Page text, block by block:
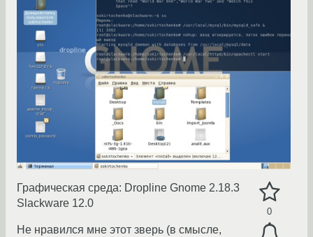
0
Графическая среда: Dropline Gnome 2.18.3
Slackware 12.0
Не нравился мне этот зверь (в смысле,